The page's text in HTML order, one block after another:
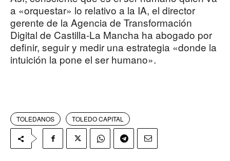
a «orquestar» lo relativo a la IA, el director
gerente de la Agencia de Transformación
Digital de Castilla-La Mancha ha abogado por
definir, seguir y medir una estrategia «donde la
intuición la pone el ser humano».
TOLEDANOS TOLEDO CAPITAL